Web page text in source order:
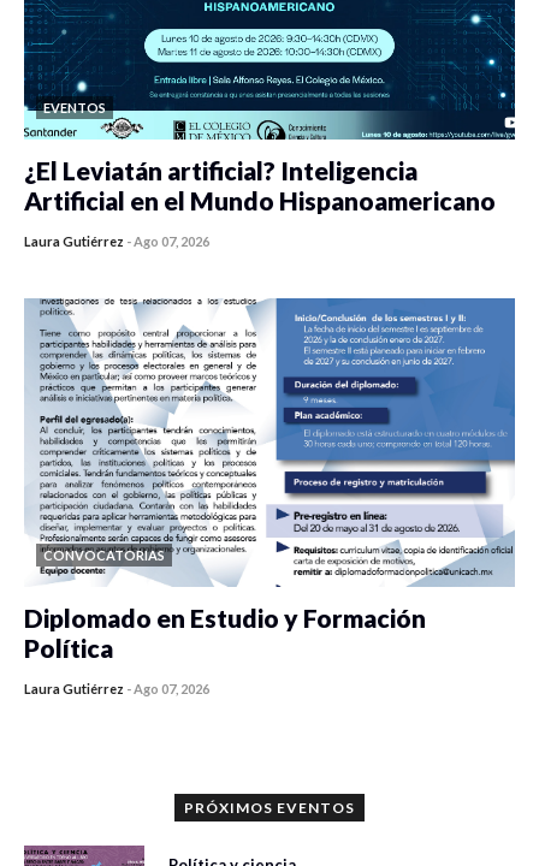
EVENTOS
¿El Leviatán artificial? Inteligencia
Artificial en el Mundo Hispanoamericano
Laura Gutiérrez -Ago 07, 2026
CONVOCATORIAS
Diplomado en Estudio y Formación
Política
Laura Gutiérrez -Ago 07, 2026
PRÓXIMOS EVENTOS